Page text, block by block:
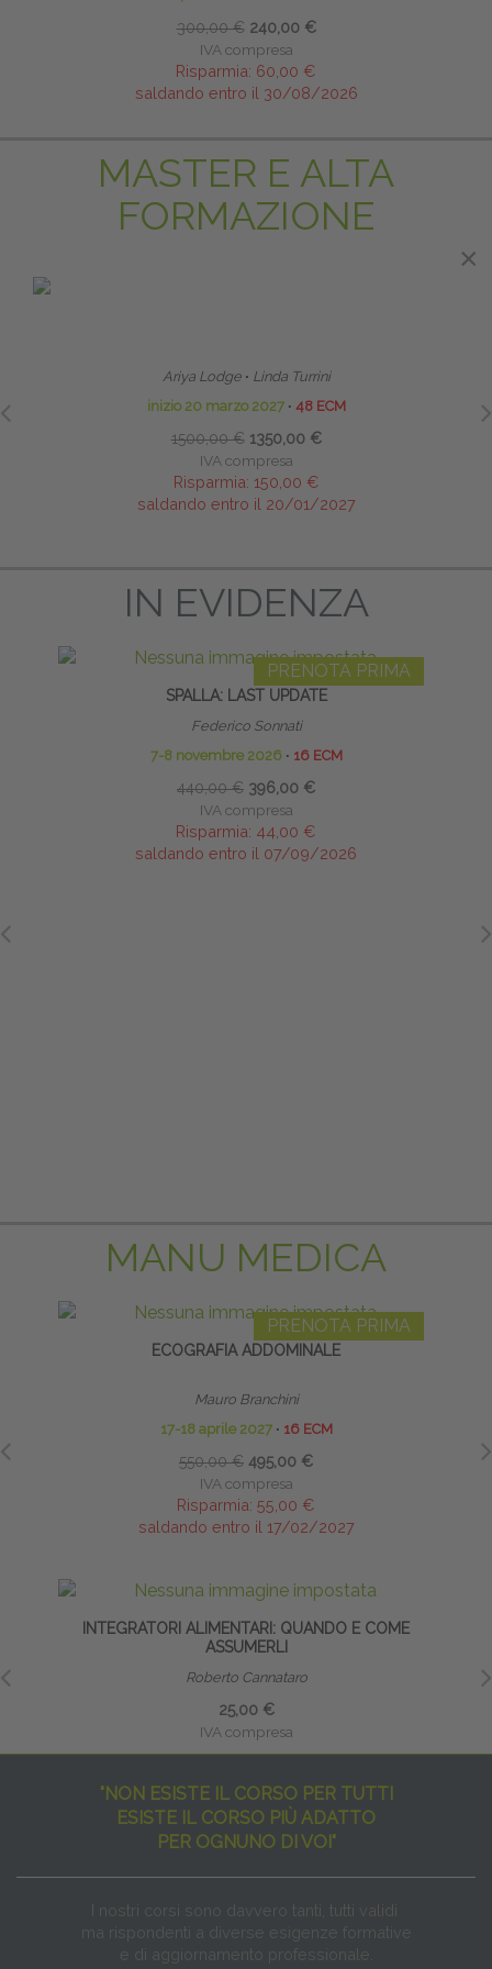
300,00 € 240,00 €
IVA compresa
Risparmia: 60,00 €
saldando entro il 30/08/2026
MASTER E ALTA
FORMAZIONE
Ariya Lodge ∙ Linda Turrini
inizio 20 marzo 2027 ∙ 48 ECM
1500,00 € 1350,00 €
IVA compresa
Risparmia: 150,00 €
saldando entro il 20/01/2027
IN EVIDENZA
PRENOTA PRIMA
SPALLA: LAST UPDATE
Federico Sonnati
7-8 novembre 2026 ∙ 16 ECM
440,00 € 396,00 €
IVA compresa
Risparmia: 44,00 €
saldando entro il 07/09/2026
MANU MEDICA
PRENOTA PRIMA
ECOGRAFIA ADDOMINALE
Mauro Branchini
17-18 aprile 2027 ∙ 16 ECM
550,00 € 495,00 €
IVA compresa
Risparmia: 55,00 €
saldando entro il 17/02/2027
INTEGRATORI ALIMENTARI: QUANDO E COME
ASSUMERLI
Roberto Cannataro
25,00 €
IVA compresa
"NON ESISTE IL CORSO PER TUTTI
ESISTE IL CORSO PIÙ ADATTO
PER OGNUNO DI VOI"
I nostri corsi sono davvero tanti, tutti validi
ma rispondenti a diverse esigenze formative
e di aggiornamento professionale.
×